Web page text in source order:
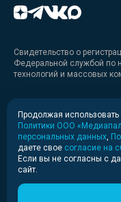
Свидетельство о
Федеральной службой по
технологий и массовых
Медиакит
Медиакит для печати
Политика
© 2020-2026
Продолжая
Политики ООО
персональных данных
даете свое согласие на
Если вы не согласны с
сайт.